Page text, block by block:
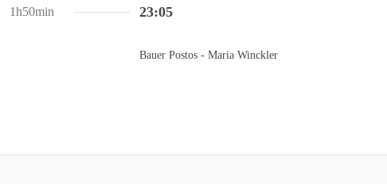
23:05
Bauer Postos - Maria Winckler
1h50min